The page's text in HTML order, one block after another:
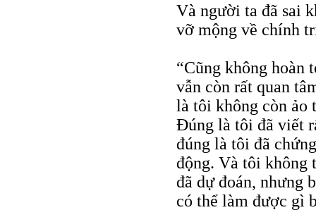
Và người ta đã sai
vỡ mộng về chính
“Cũng không hoàn
vẫn còn rất quan
là tôi không còn ảo
Đúng là tôi đã viết
đúng là tôi đã
động. Và tôi không
đã dự đoán, nhưng
có thể làm được gì